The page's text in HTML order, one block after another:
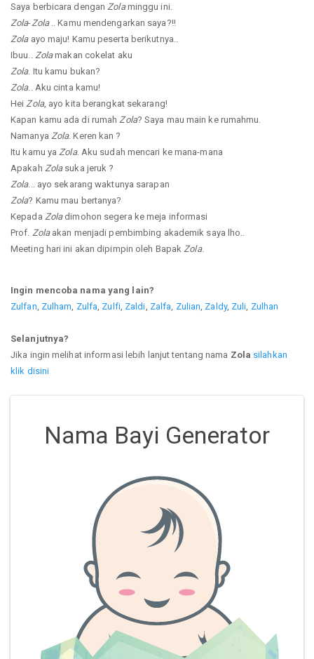
Saya berbicara dengan Zolaminggu ini.
Zola-Zola.. Kamu mendengarkan saya?!!
Zolaayo maju! Kamu peserta berikutnya..
Ibuu.. Zolamakan cokelat aku
Zola. Itu kamu bukan?
Zola.. Aku cinta kamu!
Hei Zola, ayo kita berangkat sekarang!
Kapan kamu ada di rumah Zola? Saya mau main ke rumahmu.
Namanya Zola. Keren kan ?
Itu kamu ya Zola. Aku sudah mencari ke mana-mana
Apakah Zolasuka jeruk ?
Zola... ayo sekarang waktunya sarapan
Zola? Kamu mau bertanya?
Kepada Zoladimohon segera ke meja informasi
Prof. Zolaakan menjadi pembimbing akademik saya lho..
Meeting hari ini akan dipimpin oleh Bapak Zola.
Ingin mencoba nama yang lain?
Zulfan Zulham Zulfa Zulfi, Zaldi Zalfa Zulian Zaldy, Zuli Zulhan
Selanjutnya?
Jika ingin melihat informasi lebih lanjut tentang nama Zola silahkan
klik disini
Nama Bayi Generator